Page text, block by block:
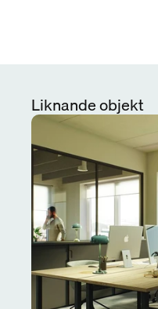
Liknande objekt